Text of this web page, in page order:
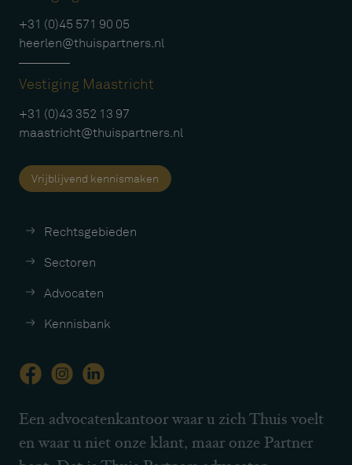
+31 (0)45 571 90 05
heerlen@thuispartners.nl
Vestiging Maastricht
+31 (0)43 352 13 97
maastricht@thuispartners.nl
Vrijblijvend kennismaken
Rechtsgebieden
Sectoren
Advocaten
Kennisbank
Een advocatenkantoor waar u zich Thuis voelt
en waar u niet onze klant, maar onze Partner